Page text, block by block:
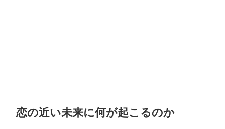
恋の近い未来に何が起こるのか